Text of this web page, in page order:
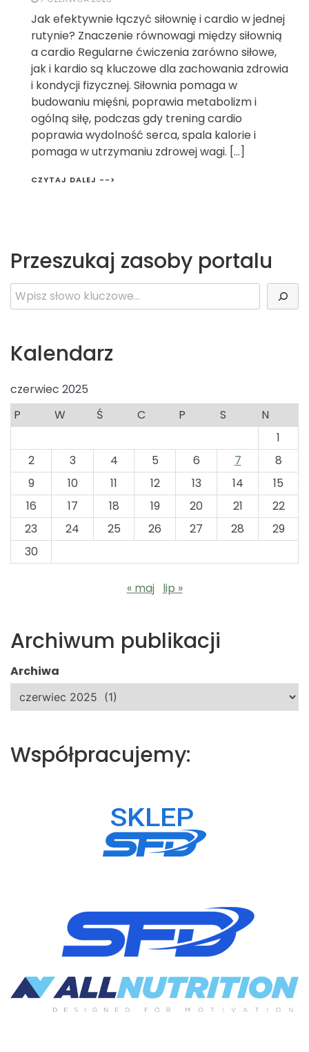
Jak efektywnie łączyć siłownię i cardio w jednej
rutynie? Znaczenie równowagi między siłownią
a cardio Regularne ćwiczenia zarówno siłowe,
jak i kardio są kluczowe dla zachowania zdrowia
i kondycji fizycznej. Siłownia pomaga w
budowaniu mięśni, poprawia metabolizm i
ogólną siłę, podczas gdy trening cardio
poprawia wydolność serca, spala kalorie i
pomaga w utrzymaniu zdrowej wagi. […]
CZYTAJ DALEJ -->
Przeszukaj zasoby portalu
Szukaj
Kalendarz
czerwiec 2025
P
W Ś C P S
N
1
2
3 4 5 6 7
8
9
10 11 12 13 14
15
16
17 18 19 20 21
22
23
24 25 26 27 28
29
30
« maj lip »
Archiwum publikacji
Archiwa
Współpracujemy: